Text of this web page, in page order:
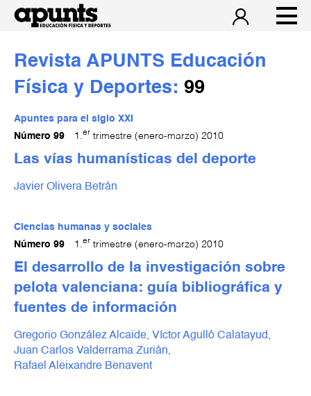
Revista APUNTS Educación
Física y Deportes: 99
Apuntes para el siglo XXI
Número 99
1.er trimestre (enero-marzo) 2010
Las vías humanísticas del deporte
Javier Olivera Betrán
Ciencias humanas y sociales
Número 99
1.er trimestre (enero-marzo) 2010
El desarrollo de la investigación sobre
pelota valenciana: guía bibliográfica y
fuentes de información
Gregorio González Alcaide, Víctor Agulló Calatayud,
Juan Carlos Valderrama Zurián,
Rafael Aleixandre Benavent